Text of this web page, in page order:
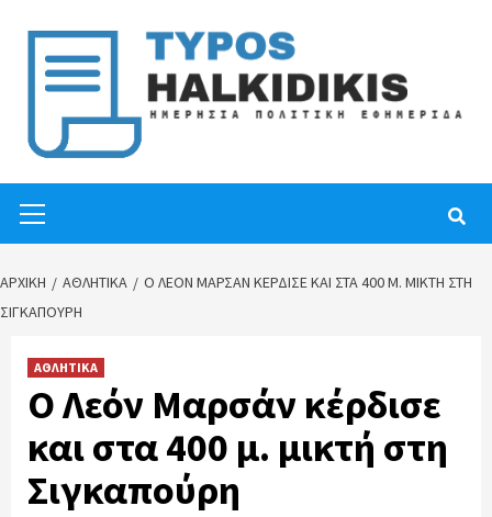
content
Menu
ΑΡΧΙΚΉ ΑΘΛΗΤΙΚΑ
Ο ΛΕΌΝ ΜΑΡΣΆΝ ΚΈΡΔΙΣΕ ΚΑΙ ΣΤΑ 400 Μ. ΜΙΚΤΉ ΣΤΗ
ΣΙΓΚΑΠΟΎΡΗ
ΑΘΛΗΤΙΚΑ
Ο Λεόν Μαρσάν κέρδισε
και στα 400 μ. μικτή στη
Σιγκαπούρη